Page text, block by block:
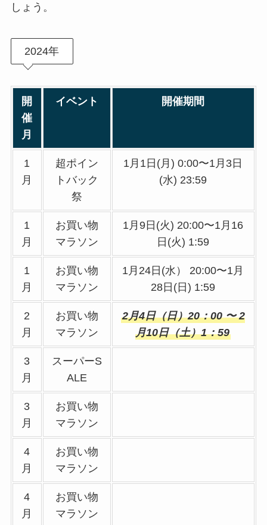
しょう。
2024年
開
催
月
イベント 開催期間
1
月
超ポイン
トバック
祭
1月1日(月) 0:00〜1月3日
(水) 23:59
1
月
お買い物
マラソン
1月9日(火) 20:00〜1月16
日(火) 1:59
1
月
お買い物
マラソン
1月24日(水） 20:00〜1月
28日(日) 1:59
2
月
お買い物
マラソン
2月4日（日）20：00 〜 2
月10日（土）1：59
3
月
スーパーS
ALE
3
月
お買い物
マラソン
4
月
お買い物
マラソン
4
月
お買い物
マラソン